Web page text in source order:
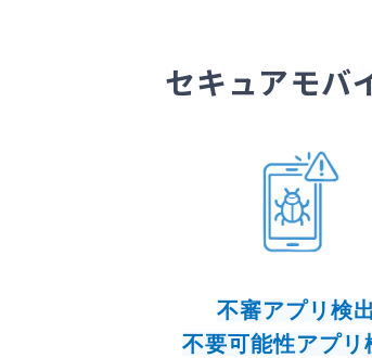
セキュアモバ
不審アプリ検出
不要可能性アプリ